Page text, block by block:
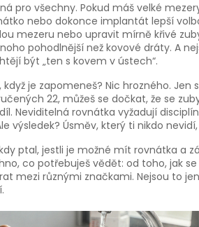
pro všechny. Pokud máš velké
nebo dokonce implantát lepší
mezeru nebo upravit mírně křivé
pohodlnější než kovové dráty. A
být „ten s kovem v ústech“.
když je zapomeneš? Nic hrozného.
22, můžeš se dočkat, že se
Neviditelná rovnátka vyžadují
výsledek? Úsměv, který ti nikdo
ptal, jestli je možné mít rovnátka a
co potřebuješ vědět: od toho, jak
mezi různými značkami. Nejsou to